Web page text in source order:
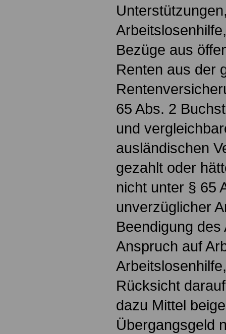
Bezüge aus
Renten aus der
65 Abs. 2
und
ausländischen
gezahlt oder
nicht unter § 65
unverzüglicher
Beendigung
Anspruch auf
Rücksicht
dazu Mittel
Übergangsgeld